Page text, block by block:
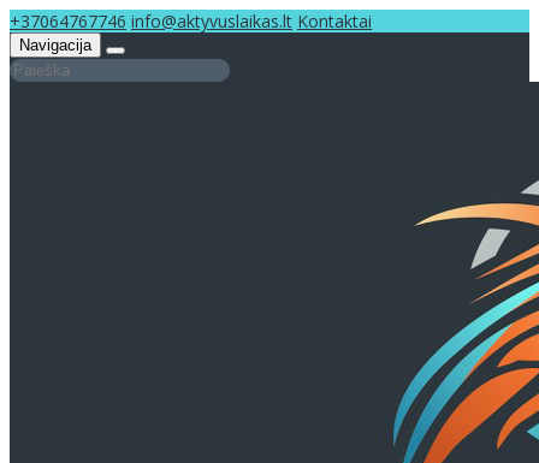
+37064767746 info@aktyvuslaikas.lt Kontaktai
Navigacija